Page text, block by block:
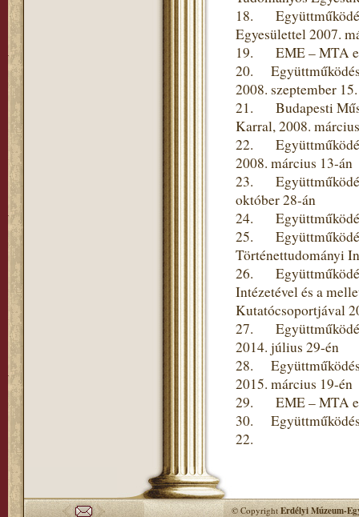
18.
Egyesülettel 2007.
19. EME – MTA
20. Együttműködési
2008. szeptember 15.
21. Budapesti
Karral, 2008.
22.
2008. március 13-án
23.
október 28-án
24.
25.
Történettudományi
26.
Intézetével és a
Kutatócsoportjával
27.
2014. július 29-én
28. Együttműködési
2015. március 19-én
29. EME – MTA
30. Együttműködési
22.
© CopyrightErdélyi Múzeum-